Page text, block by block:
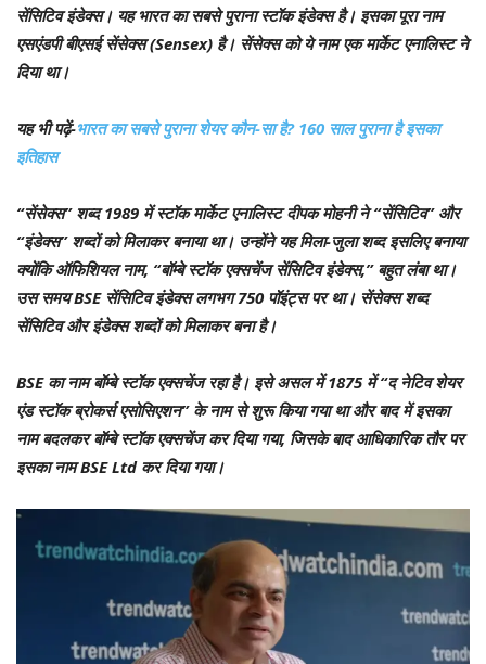
सेंसिटिव इंडेक्स। यह भारत का सबसे पुराना स्टॉक इंडेक्स है। इसका पूरा नाम
एसएंडपी बीएसई सेंसेक्स (Sensex) है। सेंसेक्स को ये नाम एक मार्केट एनालिस्ट ने
दिया था।
यह भी पढ़ें-भारत का सबसे पुराना शेयर कौन-सा है? 160 साल पुराना है इसका
इतिहास
“सेंसेक्स” शब्द 1989 में स्टॉक मार्केट एनालिस्ट दीपक मोहनी ने “सेंसिटिव” और
“इंडेक्स” शब्दों को मिलाकर बनाया था। उन्होंने यह मिला-जुला शब्द इसलिए बनाया
क्योंकि ऑफिशियल नाम, “बॉम्बे स्टॉक एक्सचेंज सेंसिटिव इंडेक्स,” बहुत लंबा था।
उस समय BSE सेंसिटिव इंडेक्स लगभग 750 पॉइंट्स पर था। सेंसेक्स शब्द
सेंसिटिव और इंडेक्स शब्दों को मिलाकर बना है।
BSE का नाम बॉम्बे स्टॉक एक्सचेंज रहा है। इसे असल में 1875 में “द नेटिव शेयर
एंड स्टॉक ब्रोकर्स एसोसिएशन” के नाम से शुरू किया गया था और बाद में इसका
नाम बदलकर बॉम्बे स्टॉक एक्सचेंज कर दिया गया, जिसके बाद आधिकारिक तौर पर
इसका नाम BSE Ltd कर दिया गया।